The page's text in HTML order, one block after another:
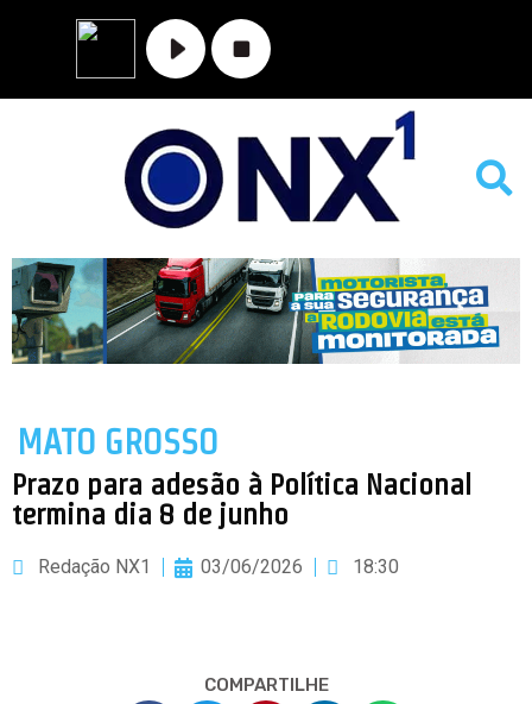
MATO GROSSO
Prazo para adesão à Política Nacional
termina dia 8 de junho
Redação NX1 03/06/2026 18:30
COMPARTILHE